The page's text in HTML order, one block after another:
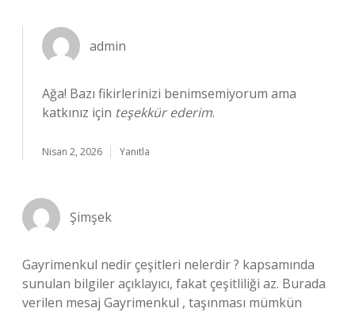
admin
Ağa! Bazı fikirlerinizi benimsemiyorum ama
katkınız için teşekkür ederim.
Nisan 2, 2026 Yanıtla
Şimşek
Gayrimenkul nedir çeşitleri nelerdir ? kapsamında
sunulan bilgiler açıklayıcı, fakat çeşitliliği az. Burada
verilen mesaj Gayrimenkul , taşınması mümkün